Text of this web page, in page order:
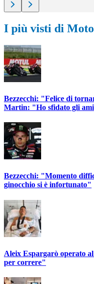
I più visti di
Bezzecchi: "Felice di
Martin: "Ho sfidato gli
Bezzecchi: "Momento
ginocchio si è infortunato"
Aleix Espargarò operato
per correre"